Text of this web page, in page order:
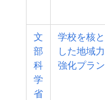
文
部
科
学
省
学校を核と
した地域力
強化プラン